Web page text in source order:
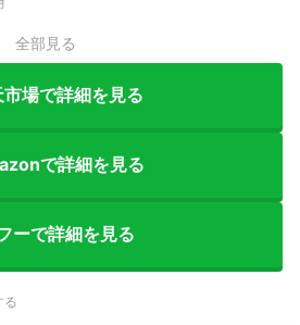
全部見る
市場で詳細を見る
で詳細を見る
ーで詳細を見る
る